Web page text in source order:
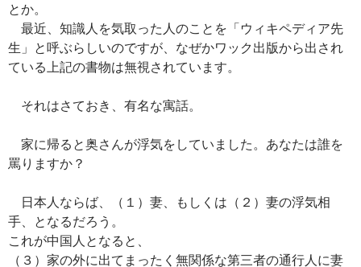
とか。
最近、知識人を気取った人のことを「ウィキペディア先
生」と呼ぶらしいのですが、なぜかワック出版から出され
ている上記の書物は無視されています。
それはさておき、有名な寓話。
家に帰ると奥さんが浮気をしていました。あなたは誰を
罵りますか？
日本人ならば、（１）妻、もしくは（２）妻の浮気相
手、となるだろう。
これが中国人となると、
（３）家の外に出てまったく無関係な第三者の通行人に妻